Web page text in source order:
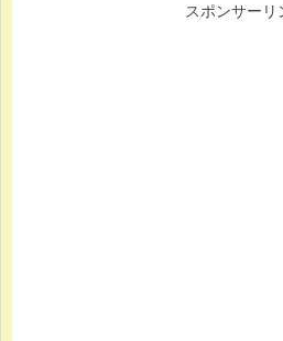
スポンサーリ